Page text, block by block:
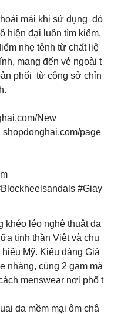
mái khi sử dụng đó
hiện đại luôn tìm kiếm.
nhẹ tênh từ chất liệ
mang đến vẻ ngoài t
phối từ công sở chỉn
New
page
#Giay
léo nghệ thuật đa
tinh thần Việt và chu
Mỹ. Kiểu dáng Già
nhàng, cùng 2 gam mà
menswear nơi phố t
da mềm mại ôm châ